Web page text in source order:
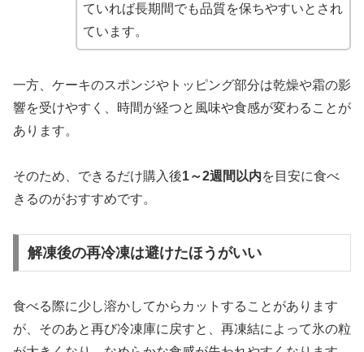
ていれば長期間でも品質を保ちやすいとされ
ています。
一方、ケーキのスポンジやトッピング部分は乾燥や霜の影
響を受けやすく、時間が経つと風味や食感が変わることが
あります。
そのため、できるだけ購入後1～2週間以内を目安に食べ
きるのがおすすめです。
解凍後の再冷凍は避けたほうがいい
食べる際に少し溶かしてからカットすることがあります
が、そのあと再び冷凍庫に戻すと、再凍結によって氷の粒